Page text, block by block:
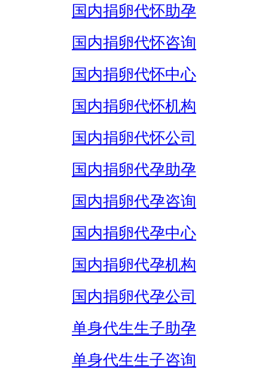
国内捐卵代怀助孕
国内捐卵代怀咨询
国内捐卵代怀中心
国内捐卵代怀机构
国内捐卵代怀公司
国内捐卵代孕助孕
国内捐卵代孕咨询
国内捐卵代孕中心
国内捐卵代孕机构
国内捐卵代孕公司
单身代生生子助孕
单身代生生子咨询